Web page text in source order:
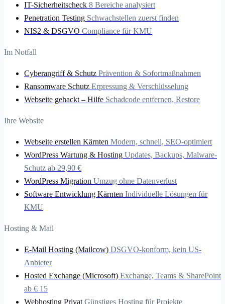
IT-Sicherheitscheck 8 Bereiche analysiert
Penetration Testing Schwachstellen zuerst finden
NIS2 & DSGVO Compliance für KMU
Im Notfall
Cyberangriff & Schutz Prävention & Sofortmaßnahmen
Ransomware Schutz Erpressung & Verschlüsselung
Webseite gehackt – Hilfe Schadcode entfernen, Restore
Ihre Website
Webseite erstellen Kärnten Modern, schnell, SEO-optimiert
WordPress Wartung & Hosting Updates, Backups, Malware-
Schutz ab 29,90 €
WordPress Migration Umzug ohne Datenverlust
Software Entwicklung Kärnten Individuelle Lösungen für
KMU
Hosting & Mail
E-Mail Hosting (Mailcow) DSGVO-konform, kein US-
Anbieter
Hosted Exchange (Microsoft) Exchange, Teams & SharePoint
ab € 15
Webhosting Privat Günstiges Hosting für Projekte